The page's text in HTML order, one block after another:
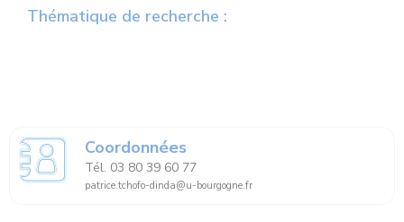
Thématique de recherche :
Coordonnées
Tél. 03 80 39 60 77
patrice.tchofo-dinda@u-bourgogne.fr